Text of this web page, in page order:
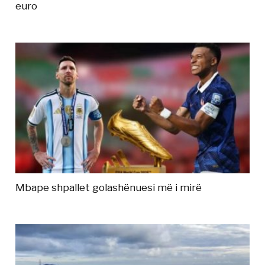
euro
Mbape shpallet golashënuesi më i mirë